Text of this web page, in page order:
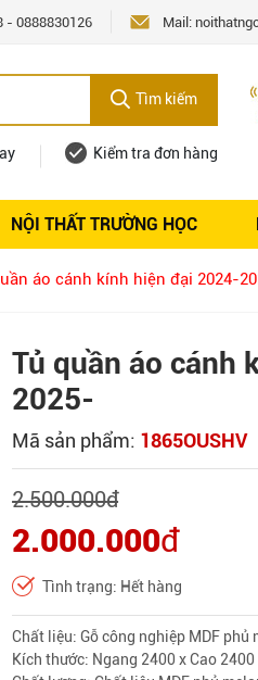
- 0888830126 Mail:
Tìm kiếm
Kiểm tra đơn hàng
NỘI THẤT TRƯỜNG HỌC
áo cánh kính hiện đại 2024-
Tủ quần áo cánh
2025-
Mã sản phẩm: 1865OUSHV
2.500.000đ
2.000.000đ
Tình trạng: Hết hàng
Chất liệu: Gỗ công nghiệp MDF phủ
Kích thước: Ngang 2400 x Cao 2400